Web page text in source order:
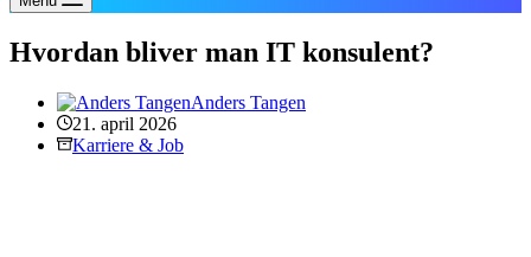
Hvordan bliver man IT konsulent?
Anders Tangen
21. april 2026
Karriere & Job